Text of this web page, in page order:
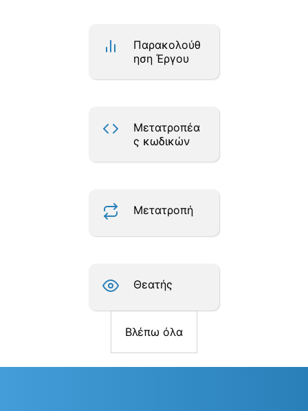
Παρακολούθ
ηση Έργου
Μετατροπέα
ς κωδικών
Μετατροπή
Θεατής
Βλέπω όλα